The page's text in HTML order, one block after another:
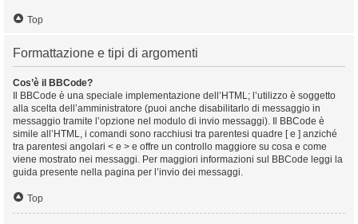
Top
Formattazione e tipi di argomenti
Cos’è il BBCode?
Il BBCode è una speciale implementazione dell’HTML; l’utilizzo è soggetto
alla scelta dell’amministratore (puoi anche disabilitarlo di messaggio in
messaggio tramite l’opzione nel modulo di invio messaggi). Il BBCode è
simile all’HTML, i comandi sono racchiusi tra parentesi quadre [ e ] anziché
tra parentesi angolari < e > e offre un controllo maggiore su cosa e come
viene mostrato nei messaggi. Per maggiori informazioni sul BBCode leggi la
guida presente nella pagina per l’invio dei messaggi.
Top